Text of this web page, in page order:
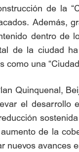
de la
Además,
dentro de
de la ciudad
como una
Quinquenal,
el desarrollo
de la
nuevos avances